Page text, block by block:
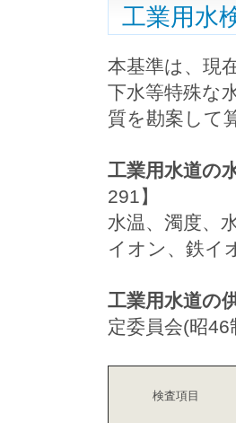
工業用水
本基準は、現
下水等特殊な
質を勘案して
工業用水道の
291】
水温、濁度、
イオン、鉄イ
工業用水道の
定委員会(昭46
検査項目